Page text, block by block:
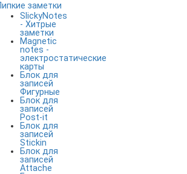
заметки
SlickyNotes
- Хитрые
заметки
Magnetic
notes -
электростатические
карты
Блок для
записей
Фигурные
Блок для
записей
Post-it
Блок для
записей
Stickin
Блок для
записей
Attache